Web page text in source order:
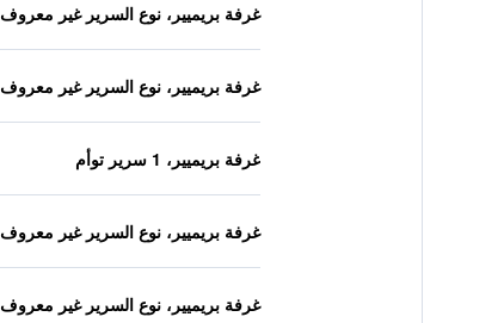
غرفة بريميير، نوع السرير غير معروف
غرفة بريميير، نوع السرير غير معروف
غرفة بريميير، 1 سرير توأم
غرفة بريميير، نوع السرير غير معروف
غرفة بريميير، نوع السرير غير معروف